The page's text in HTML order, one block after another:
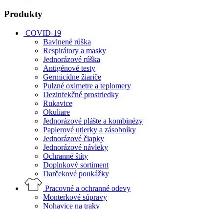
Produkty
COVID-19
Bavlnené rúška
Respirátory a masky
Jednorázové rúška
Antigénové testy
Germicídne žiariče
Pulzné oximetre a teplomery
Dezinfekčné prostriedky
Rukavice
Okuliare
Jednorázové plášte a kombinézy
Papierové utierky a zásobníky
Jednorázové čiapky
Jednorázové návleky
Ochranné štíty
Doplnkový sortiment
Darčekové poukážky
Pracovné a ochranné odevy
Monterkové súpravy
Nohavice na traky